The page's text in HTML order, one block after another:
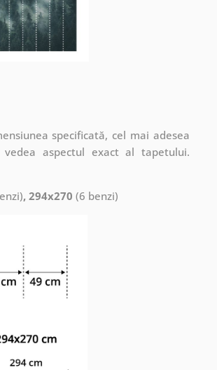
specificată, cel mai adesea
aspectul exact al tapetului.
, 294x270 (6 benzi)